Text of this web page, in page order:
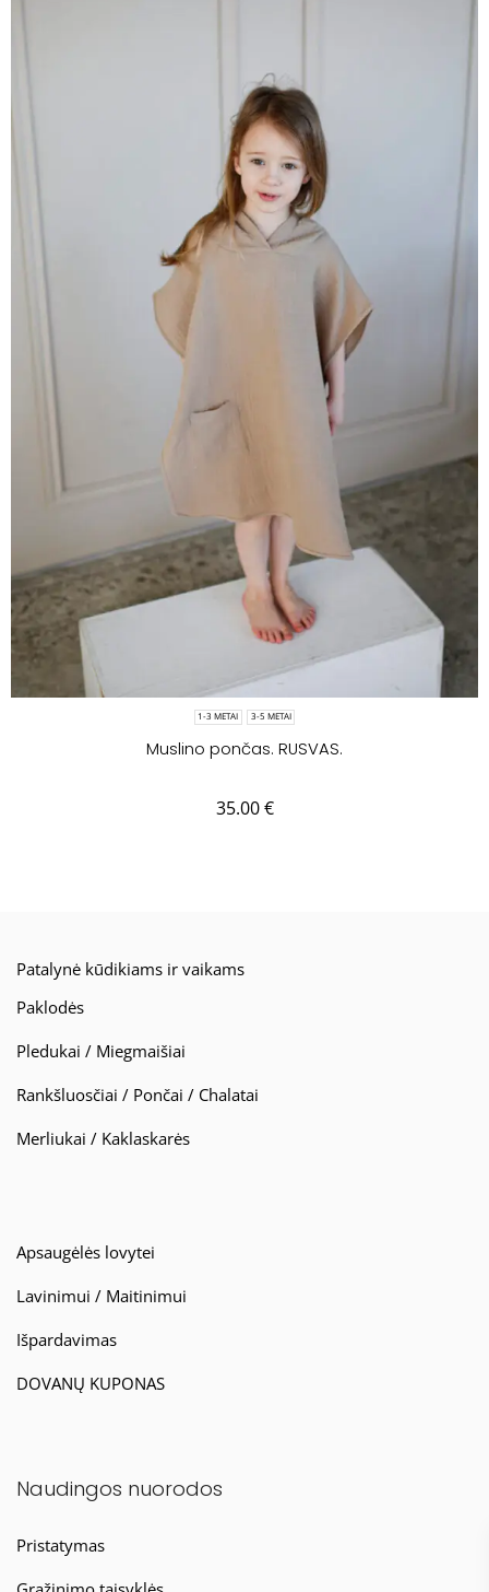
1-3 METAI 3-5 METAI
Muslino pončas. RUSVAS.
35.00€
Patalynė kūdikiams ir vaikams
Paklodės
Pledukai / Miegmaišiai
Rankšluosčiai / Pončai / Chalatai
Merliukai / Kaklaskarės
Apsaugėlės lovytei
Lavinimui / Maitinimui
Išpardavimas
DOVANŲ KUPONAS
Naudingos nuorodos
Pristatymas